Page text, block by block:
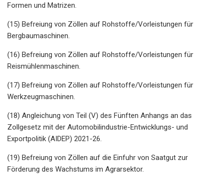
Formen und Matrizen.
(15) Befreiung von Zöllen auf Rohstoffe/Vorleistungen für
Bergbaumaschinen.
(16) Befreiung von Zöllen auf Rohstoffe/Vorleistungen für
Reismühlenmaschinen.
(17) Befreiung von Zöllen auf Rohstoffe/Vorleistungen für
Werkzeugmaschinen.
(18) Angleichung von Teil (V) des Fünften Anhangs an das
Zollgesetz mit der Automobilindustrie-Entwicklungs- und
Exportpolitik (AIDEP) 2021-26.
(19) Befreiung von Zöllen auf die Einfuhr von Saatgut zur
Förderung des Wachstums im Agrarsektor.